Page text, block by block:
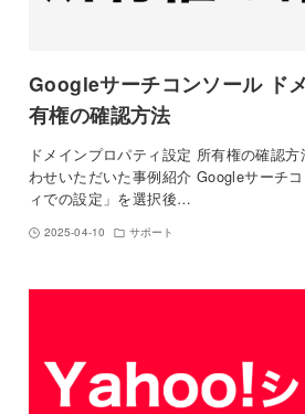
Googleサーチコンソール ド
有権の確認方法
ドメインプロパティ設定 所有権の確認
わせいただいた事例紹介 Googleサーチ
ィでの設定」を選択後…
2025-04-10 サポート